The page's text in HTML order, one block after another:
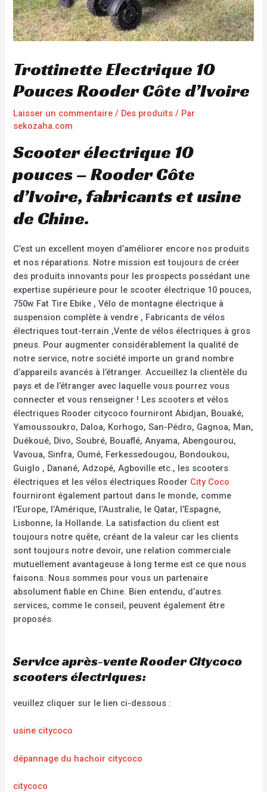
Trottinette Electrique 10
Pouces Rooder Côte d’Ivoire
Laisser un commentaire / Des produits / Par
sekozaha.com
Scooter électrique 10
pouces – Rooder Côte
d’Ivoire, fabricants et usine
de Chine.
C’est un excellent moyen d’améliorer encore nos produits
et nos réparations. Notre mission est toujours de créer
des produits innovants pour les prospects possédant une
expertise supérieure pour le scooter électrique 10 pouces,
750w Fat Tire Ebike , Vélo de montagne électrique à
suspension complète à vendre , Fabricants de vélos
électriques tout-terrain ,Vente de vélos électriques à gros
pneus. Pour augmenter considérablement la qualité de
notre service, notre société importe un grand nombre
d’appareils avancés à l’étranger. Accueillez la clientèle du
pays et de l’étranger avec laquelle vous pourrez vous
connecter et vous renseigner ! Les scooters et vélos
électriques Rooder citycoco fourniront Abidjan, Bouaké,
Yamoussoukro, Daloa, Korhogo, San-Pédro, Gagnoa, Man,
Duékoué, Divo, Soubré, Bouaflé, Anyama, Abengourou,
Vavoua, Sinfra, Oumé, Ferkessedougou, Bondoukou,
Guiglo , Danané, Adzopé, Agboville etc., les scooters
électriques et les vélos électriques Rooder City Coco
fourniront également partout dans le monde, comme
l’Europe, l’Amérique, l’Australie, le Qatar, l’Espagne,
Lisbonne, la Hollande. La satisfaction du client est
toujours notre quête, créant de la valeur car les clients
sont toujours notre devoir, une relation commerciale
mutuellement avantageuse à long terme est ce que nous
faisons. Nous sommes pour vous un partenaire
absolument fiable en Chine. Bien entendu, d’autres
services, comme le conseil, peuvent également être
proposés.
Service après-vente Rooder Citycoco
scooters électriques:
veuillez cliquer sur le lien ci-dessous :
usine citycoco
dépannage du hachoir citycoco
citycoco